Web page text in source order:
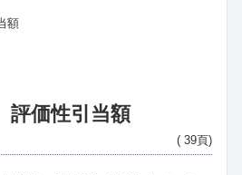
額
価性引当額
( 39頁)